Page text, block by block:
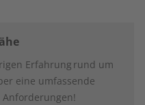
Erfahrung rund um
eine umfassende